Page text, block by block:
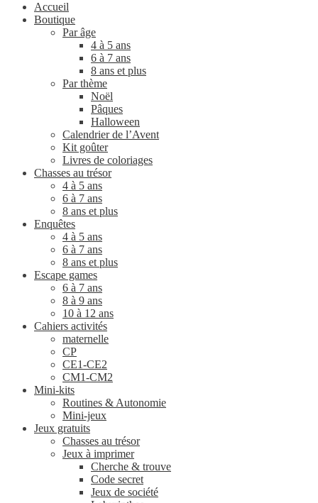
Accueil
Boutique
Par âge
4 à 5 ans
6 à 7 ans
8 ans et plus
Par thème
Noël
Pâques
Halloween
Calendrier de l’Avent
Kit goûter
Livres de coloriages
Chasses au trésor
4 à 5 ans
6 à 7 ans
8 ans et plus
Enquêtes
4 à 5 ans
6 à 7 ans
8 ans et plus
Escape games
6 à 7 ans
8 à 9 ans
10 à 12 ans
Cahiers activités
maternelle
CP
CE1-CE2
CM1-CM2
Mini-kits
Routines & Autonomie
Mini-jeux
Jeux gratuits
Chasses au trésor
Jeux à imprimer
Cherche & trouve
Code secret
Jeux de société